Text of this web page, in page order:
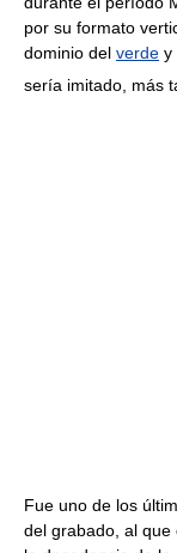
por su formato
dominio del verde y
sería imitado, más
Fue uno de los
del grabado, al